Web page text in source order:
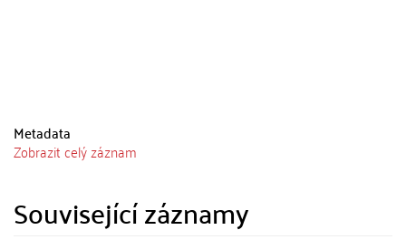
Metadata
Zobrazit celý záznam
Související záznamy